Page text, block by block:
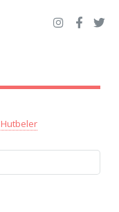
Hutbeler